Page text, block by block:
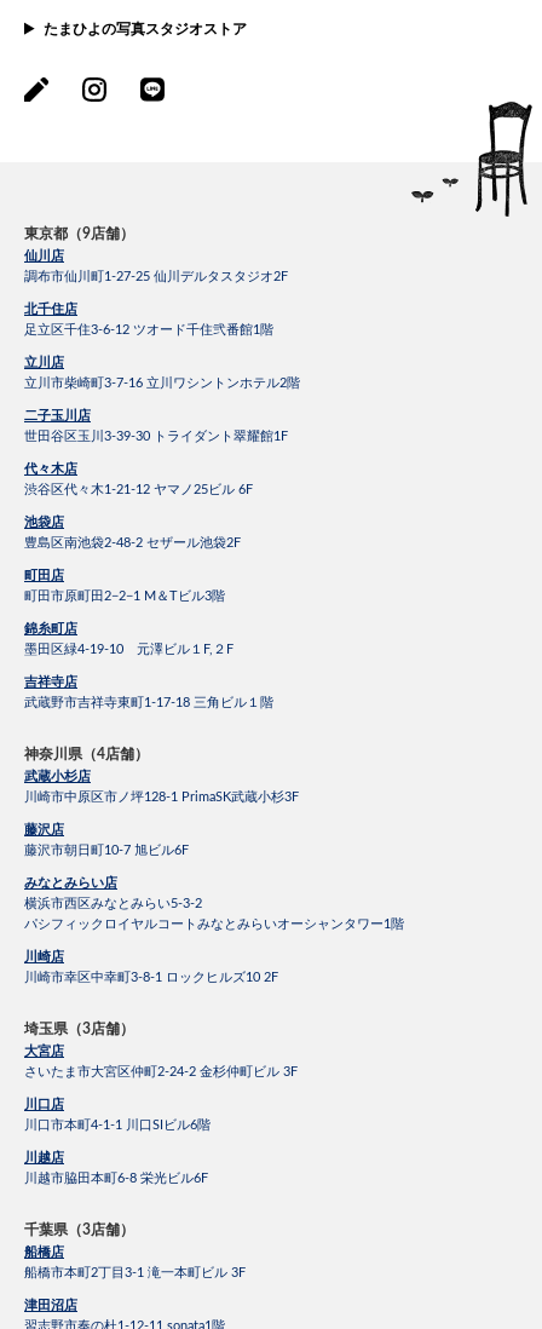
たまひよの写真スタジオストア
東京都（9店舗）
仙川店
調布市仙川町1-27-25 仙川デルタスタジオ2F
北千住店
足立区千住3-6-12 ツオード千住弐番館1階
立川店
立川市柴崎町3-7-16 立川ワシントンホテル2階
二子玉川店
世田谷区玉川3-39-30 トライダント翠耀館1F
代々木店
渋谷区代々木1-21-12 ヤマノ25ビル 6F
池袋店
豊島区南池袋2-48-2 セザール池袋2F
町田店
町田市原町田2−2−1 M＆Tビル3階
錦糸町店
墨田区緑4-19-10 元澤ビル１F,２F
吉祥寺店
武蔵野市吉祥寺東町1-17-18 三角ビル１階
神奈川県（4店舗）
武蔵小杉店
川崎市中原区市ノ坪128-1 PrimaSK武蔵小杉3F
藤沢店
藤沢市朝日町10-7 旭ビル6F
みなとみらい店
横浜市西区みなとみらい5-3-2
パシフィックロイヤルコートみなとみらいオーシャンタワー1階
川崎店
川崎市幸区中幸町3-8-1 ロックヒルズ10 2F
埼玉県（3店舗）
大宮店
さいたま市大宮区仲町2-24-2 金杉仲町ビル 3F
川口店
川口市本町4-1-1 川口SIビル6階
川越店
川越市脇田本町6-8 栄光ビル6F
千葉県（3店舗）
船橋店
船橋市本町2丁目3-1 滝一本町ビル 3F
津田沼店
習志野市奏の杜1-12-11 sonata1階